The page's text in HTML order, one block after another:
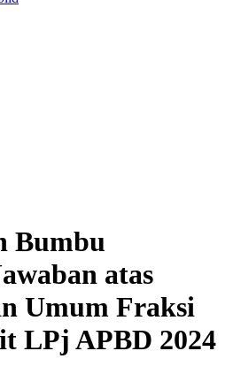
Bumbu
atas
Umum Fraksi
LPj APBD 2024